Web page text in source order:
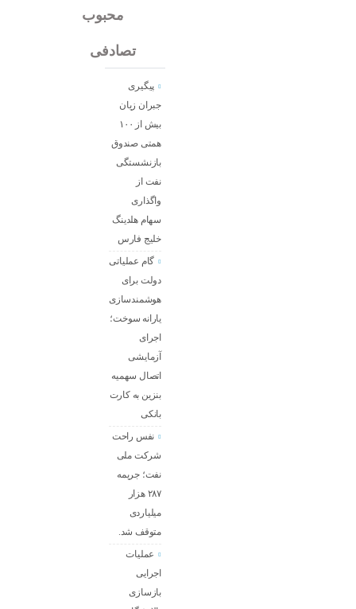
جدیدمحبوب
تصادفی
پیگیری
جبران زیان
بیش از ۱۰۰
همتی صندوق
بازنشستگی
نفت از
واگذاری
سهام هلدینگ
خلیج فارس
گام عملیاتی
دولت برای
هوشمندسازی
یارانه سوخت؛
اجرای
آزمایشی
اتصال سهمیه
بنزین به کارت
بانکی
نفس راحت
شرکت ملی
نفت؛ جریمه
۲۸۷ هزار
میلیاردی
متوقف شد.
عملیات
اجرایی
بازسازی